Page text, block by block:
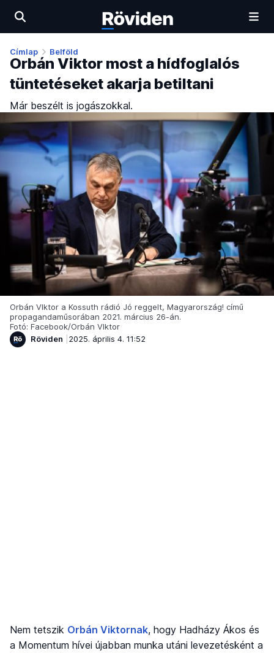
Címlap Belföld
Orbán Viktor most a hídfoglalós
tüntetéseket akarja betiltani
Már beszélt is jogászokkal.
Orbán VIktor a Kossuth rádió Jó reggelt, Magyarország! című
propagandaműsorában 2021. március 26-án.
Fotó: Facebook/Orbán VIktor
Röviden
2025. április 4. 11:52
Nem tetszik Orbán Viktornak, hogy Hadházy Ákos és
a Momentum hívei újabban munka utáni levezetésként a